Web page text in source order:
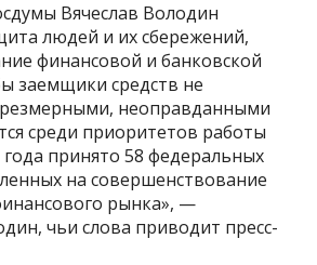
Вячеслав Володин
людей и их сбережений,
финансовой и банковской
заемщики средств не
неоправданными
среди приоритетов работы
года принято 58 федеральных
на совершенствование
рынка», —
чьи слова приводит пресс-